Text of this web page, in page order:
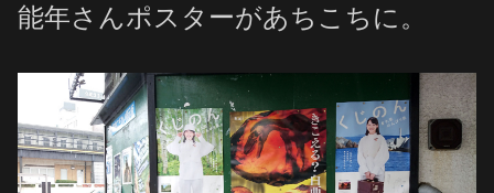
能年さんポスターがあちこちに。